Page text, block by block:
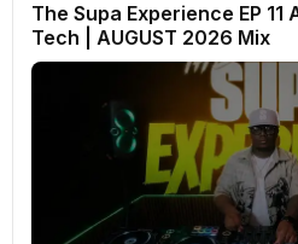
The Supa Experience EP
Tech | AUGUST 2026 Mix